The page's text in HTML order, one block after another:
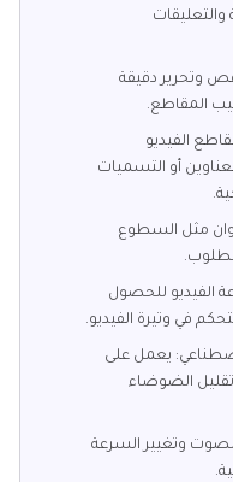
قص وتحرير دقيقة
المقاطع.
الفيديو
أو التسميات
مثل السطوع
الفيديو للحصول
في وتيرة الفيديو.
يعمل على
الضوضاء
وتغيير السرعة